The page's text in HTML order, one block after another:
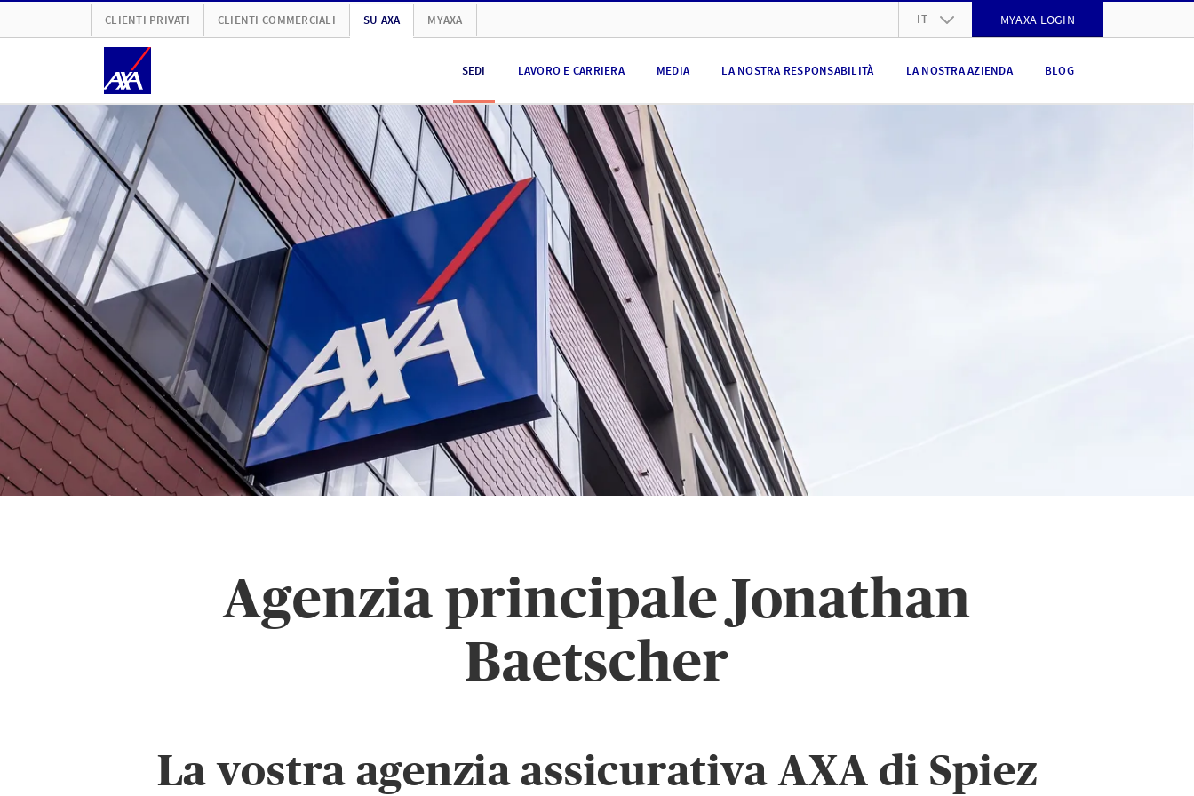
CLIENTI PRIVATI CLIENTI COMMERCIALI SU AXA MYAXA IT MYAXA LOGIN
SEDI LAVORO E CARRIERA MEDIA LA NOSTRA RESPONSABILITÀ LA NOSTRA AZIENDA BLOG
Agenzia principale Jonathan
Baetscher
La vostra agenzia assicurativa AXA di Spiez